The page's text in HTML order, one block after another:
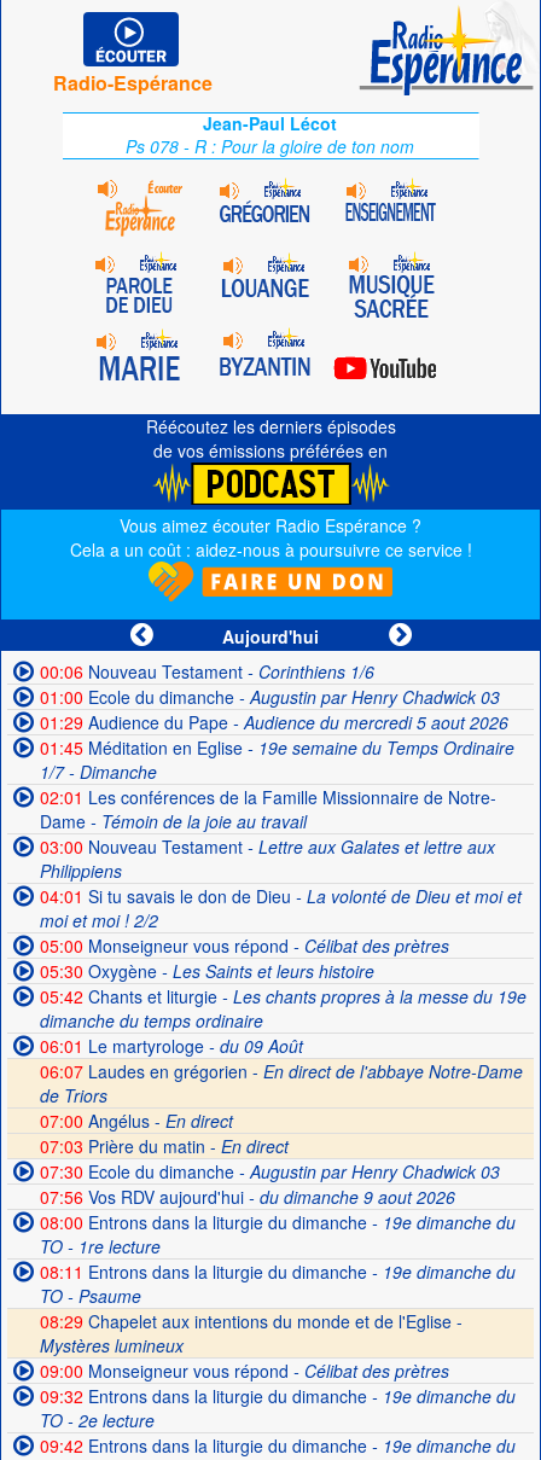
Radio-Espérance
Jean-Paul Lécot
Ps 078 - R : Pour la gloire de ton nom
Réécoutez les derniers épisodes
de vos émissions préférées en
Vous aimez écouter Radio Espérance ?
Cela a un coût : aidez-nous à poursuivre ce service !
Aujourd'hui
00:06Nouveau Testament- Corinthiens 1/6
01:00 Ecole du dimanche- Augustin par Henry Chadwick 03
01:29Audience du Pape- Audience du mercredi 5 aout 2026
01:45Méditation en Eglise- 19e semaine du Temps Ordinaire
1/7 - Dimanche
02:01 Les conférences de la Famille Missionnaire de Notre-
Dame- Témoin de la joie au travail
03:00 Nouveau Testament- Lettre aux Galates et lettre aux
Philippiens
04:01 Si tu savais le don de Dieu - La volonté de Dieu et moi et
moi et moi ! 2/2
05:00 Monseigneur vous répond - Célibat des prètres
05:30 Oxygène- Les Saints et leurs histoire
05:42 Chants et liturgie- Les chants propres à la messe du 19e
dimanche du temps ordinaire
06:01 Le martyrologe- du 09 Août
06:07Laudes en grégorien - En direct de l'abbaye Notre-Dame
de Triors
07:00 Angélus - En direct
07:03 Prière du matin - En direct
07:30 Ecole du dimanche- Augustin par Henry Chadwick 03
07:56Vos RDV aujourd'hui- du dimanche 9 aout 2026
08:00 Entrons dans la liturgie du dimanche- 19e dimanche du
TO - 1re lecture
08:11 Entrons dans la liturgie du dimanche- 19e dimanche du
TO - Psaume
08:29 Chapelet aux intentions du monde et de l'Eglise -
Mystères lumineux
09:00 Monseigneur vous répond - Célibat des prètres
09:32 Entrons dans la liturgie du dimanche- 19e dimanche du
TO - 2e lecture
09:42 Entrons dans la liturgie du dimanche- 19e dimanche du